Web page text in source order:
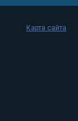
Карта сайта